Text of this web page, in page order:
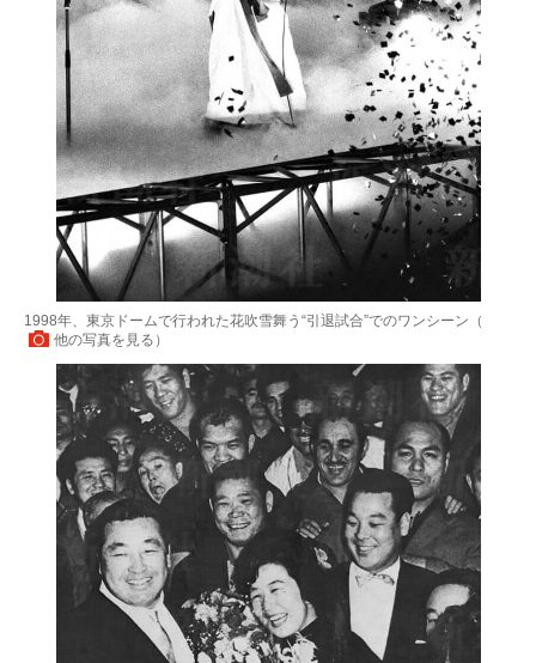
1998年、東京ドームで行われた花吹雪舞う“引退試合”でのワンシーン（
他の写真を見る ）